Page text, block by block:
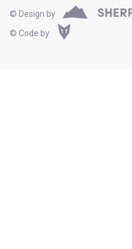
© Design by
© Code by